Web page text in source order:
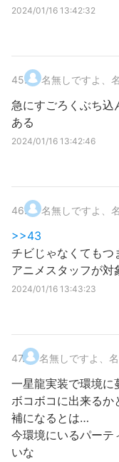
2024/01/16 13:42:32
45. 名無しですよ、
急にすごろくぶち込
ある
2024/01/16 13:42:46
46. 名無しですよ、
>>43
チビじゃなくてもつ
アニメスタッフが対
2024/01/16 13:43:23
47. 名無しですよ、名
一星龍実装で環境に
ボコボコに出来るか
補になるとは…
今環境にいるパーテ
いな